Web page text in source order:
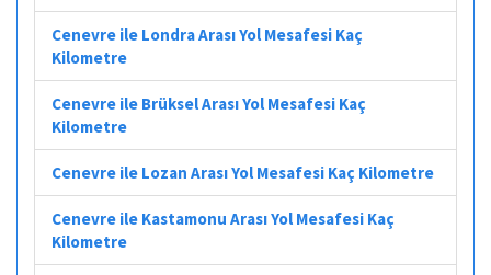
Cenevre ile Londra Arası Yol Mesafesi Kaç
Kilometre
Cenevre ile Brüksel Arası Yol Mesafesi Kaç
Kilometre
Cenevre ile Lozan Arası Yol Mesafesi Kaç Kilometre
Cenevre ile Kastamonu Arası Yol Mesafesi Kaç
Kilometre